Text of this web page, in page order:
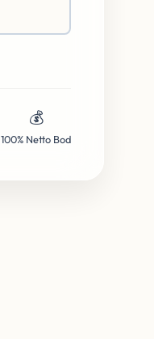
💰
100% Netto Bod